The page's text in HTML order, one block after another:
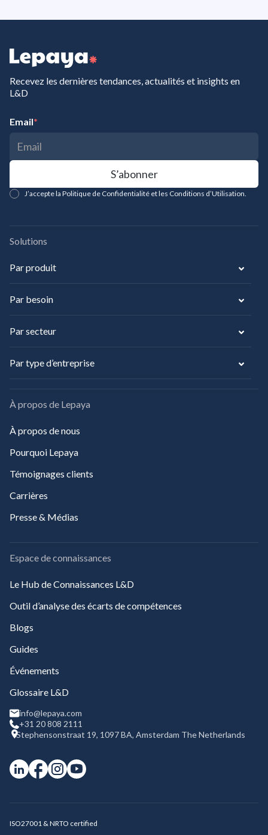
Recevez les dernières tendances, actualités et insights en
L&D
Email*
J’accepte la Politique de Confidentialité et les Conditions d’Utilisation.
Solutions
Par produit
Par besoin
Par secteur
Par type d’entreprise
À propos de Lepaya
À propos de nous
Pourquoi Lepaya
Témoignages clients
Carrières
Presse & Médias
Espace de connaissances
Le Hub de Connaissances L&D
Outil d’analyse des écarts de compétences
Blogs
Guides
Événements
Glossaire L&D
info@lepaya.com
+31 20 808 2111
Stephensonstraat 19, 1097 BA, Amsterdam The Netherlands
ISO27001 & NRTO certified